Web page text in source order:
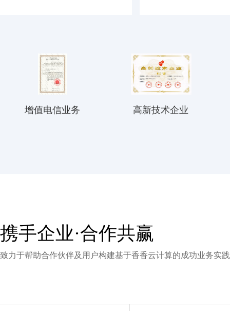
增值电信业务 高新技术企业
携手企业·合作共赢
致力于帮助合作伙伴及用户构建基于香香云计算的成功业务实